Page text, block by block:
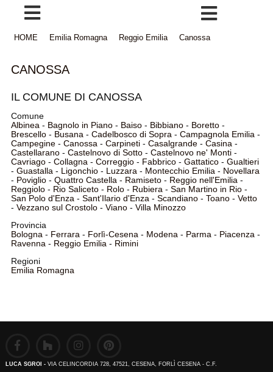
HOME Emilia Romagna Reggio Emilia Canossa
CANOSSA
IL COMUNE DI CANOSSA
Comune
Albinea- Bagnolo in Piano- Baiso- Bibbiano- Boretto-
Brescello- Busana- Cadelbosco di Sopra- Campagnola Emilia-
Campegine- Canossa- Carpineti- Casalgrande- Casina-
Castellarano- Castelnovo di Sotto- Castelnovo ne' Monti-
Cavriago- Collagna- Correggio- Fabbrico- Gattatico- Gualtieri
- Guastalla- Ligonchio- Luzzara- Montecchio Emilia- Novellara
- Poviglio- Quattro Castella- Ramiseto- Reggio nell'Emilia-
Reggiolo- Rio Saliceto- Rolo- Rubiera- San Martino in Rio-
San Polo d'Enza- Sant'Ilario d'Enza- Scandiano- Toano- Vetto
- Vezzano sul Crostolo- Viano- Villa Minozzo
Provincia
Bologna- Ferrara- Forlì-Cesena- Modena- Parma- Piacenza-
Ravenna- Reggio Emilia- Rimini
Regioni
Emilia Romagna
LUCA SGROI - VIA CELINCORDIA 728, 47521, CESENA, FORLÌ CESENA - C.F.